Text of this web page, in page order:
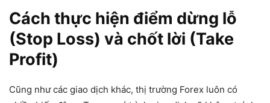
Cách thực hiện điểm dừng lỗ
(Stop Loss) và chốt lời (Take
Profit)
Cũng như các giao dịch khác, thị trường Forex luôn có